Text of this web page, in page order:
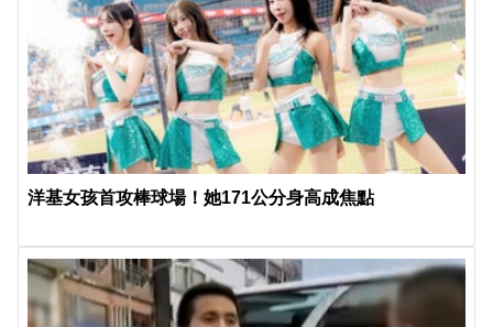
洋基女孩首攻棒球場！她171公分身高成焦點